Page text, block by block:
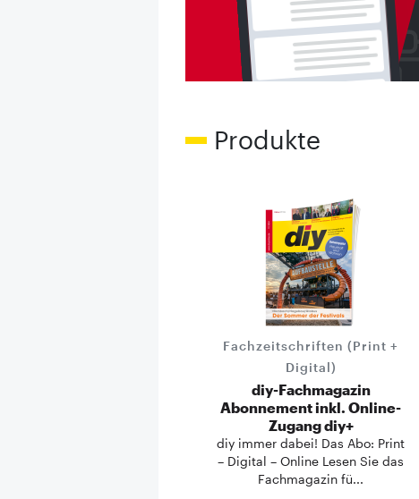
Produkte
Fachzeitschriften (Print +
Digital)
diy-Fachmagazin
Abonnement inkl. Online-
Zugang diy+
diy immer dabei! Das Abo: Print
– Digital – Online Lesen Sie das
Fachmagazin fü...